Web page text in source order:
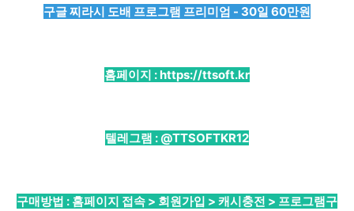
구글 찌라시 도배 프로그램 프리미엄 - 30일 60만원
홈페이지 :https://ttsoft.kr
텔레그램 : @TTSOFTKR12
구매방법 : 홈페이지 접속 > 회원가입 > 캐시충전 > 프로그램구